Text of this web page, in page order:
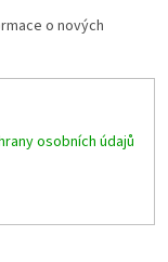
o nových
osobních údajů